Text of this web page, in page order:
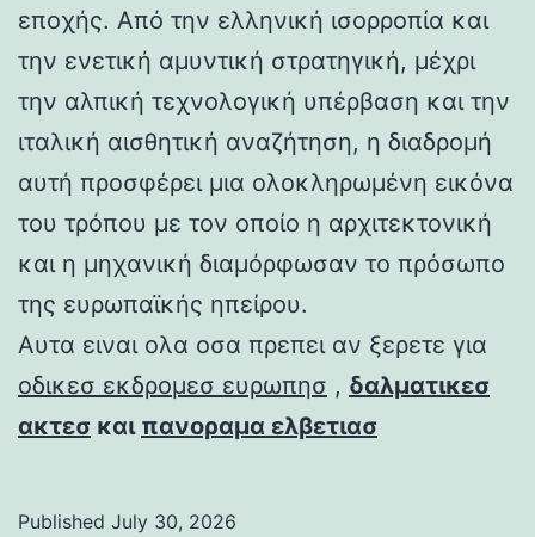
εποχής. Από την ελληνική ισορροπία και
την ενετική αμυντική στρατηγική, μέχρι
την αλπική τεχνολογική υπέρβαση και την
ιταλική αισθητική αναζήτηση, η διαδρομή
αυτή προσφέρει μια ολοκληρωμένη εικόνα
του τρόπου με τον οποίο η αρχιτεκτονική
και η μηχανική διαμόρφωσαν το πρόσωπο
της ευρωπαϊκής ηπείρου.
Αυτα ειναι ολα οσα πρεπει αν ξερετε για
οδικεσ εκδρομεσ ευρωπησ , δαλματικεσ
ακτεσ και πανοραμα ελβετιασ
Published July 30, 2026